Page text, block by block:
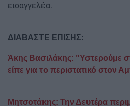
εισαγγελέα.
ΔΙΑΒΑΣΤΕ ΕΠΙΣΗΣ:
Άκης Βασιλάκης: "Υστερούμε
είπε για το περιστατικό στον
Μητσοτάκης: Την Δευτέρα